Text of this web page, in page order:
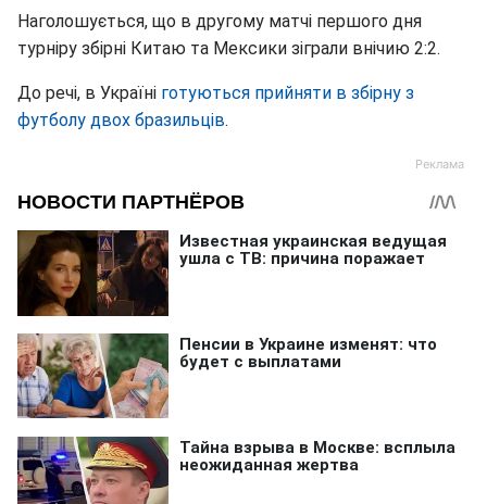
Наголошується, що в другому матчі першого дня
турніру збірні Китаю та Мексики зіграли внічию 2:2.
До речі, в Україні готуються прийняти в збірну з
футболу двох бразильців.